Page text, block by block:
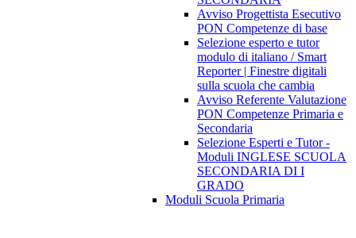
Avviso Progettista Esecutivo
PON Competenze di base
Selezione esperto e tutor
modulo di italiano / Smart
Reporter | Finestre digitali
sulla scuola che cambia
Avviso Referente Valutazione
PON Competenze Primaria e
Secondaria
Selezione Esperti e Tutor -
Moduli INGLESE SCUOLA
SECONDARIA DI I
GRADO
Moduli Scuola Primaria